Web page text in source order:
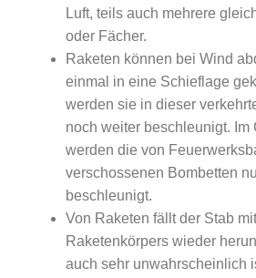
Luft, teils auch mehrere
oder Fächer.
Raketen können bei Wind
einmal in eine Schieflage
werden sie in dieser
noch weiter beschleunigt. Im
werden die von
verschossenen Bombetten
beschleunigt.
Von Raketen fällt der Stab
Raketenkörpers wieder
auch sehr unwahrscheinlich